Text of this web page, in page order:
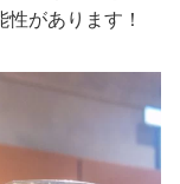
があります！